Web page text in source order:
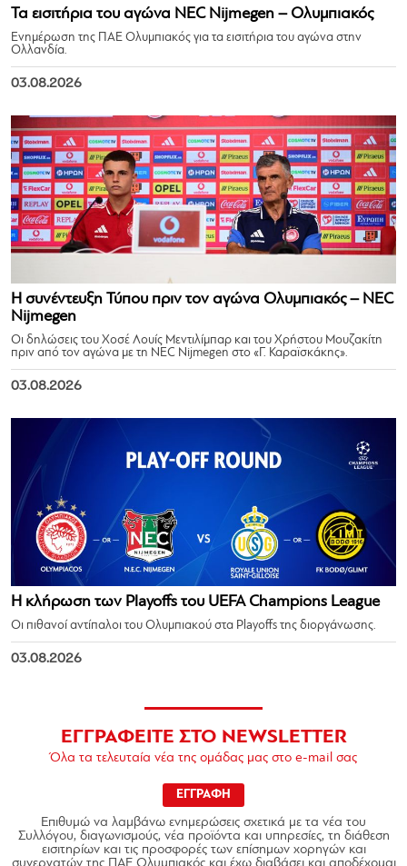
Τα εισιτήρια του αγώνα NEC Nijmegen – Ολυμπιακός
Ενημέρωση της ΠΑΕ Ολυμπιακός για τα εισιτήρια του αγώνα στην
Ολλανδία.
03.08.2026
Η συνέντευξη Τύπου πριν τον αγώνα Ολυμπιακός – NEC
Nijmegen
Οι δηλώσεις του Χοσέ Λουίς Μεντιλίμπαρ και του Χρήστου Μουζακίτη
πριν από τον αγώνα με τη NEC Nijmegen στο «Γ. Καραϊσκάκης».
03.08.2026
Η κλήρωση των Playoffs του UEFA Champions League
Οι πιθανοί αντίπαλοι του Ολυμπιακού στα Playoffs της διοργάνωσης.
03.08.2026
ΕΓΓΡΑΦΕΙΤΕ ΣΤΟ NEWSLETTER
Όλα τα τελευταία νέα της ομάδας μας στο e-mail σας
ΕΓΓΡΑΦΗ
Επιθυμώ να λαμβάνω ενημερώσεις σχετικά με τα νέα του
Συλλόγου, διαγωνισμούς, νέα προϊόντα και υπηρεσίες, τη διάθεση
εισιτηρίων και τις προσφορές των επίσημων χορηγών και